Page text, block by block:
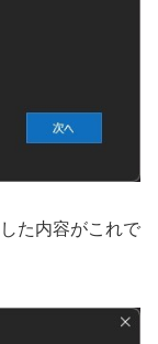
た内容がこれで